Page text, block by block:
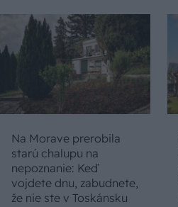
Na Morave prerobila
starú chalupu na
nepoznanie: Keď
vojdete dnu, zabudnete,
že nie ste v Toskánsku